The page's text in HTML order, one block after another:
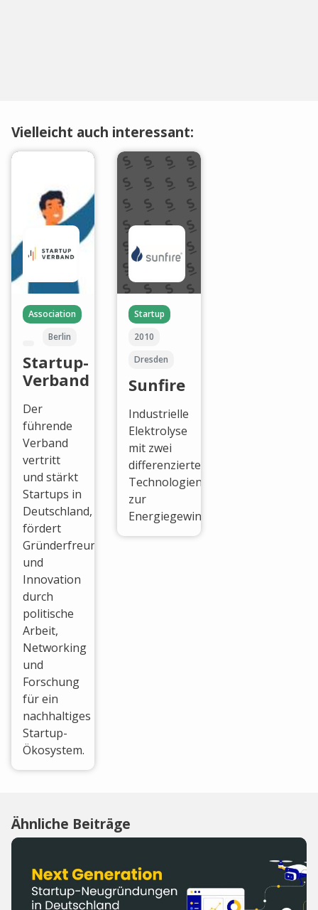
Vielleicht auch interessant:
Association
Berlin
Startup-
Verband
Der
führende
Verband
vertritt
und stärkt
Startups in
Deutschland,
fördert
Gründerfreundlichkeit
und
Innovation
durch
politische
Arbeit,
Networking
und
Forschung
für ein
nachhaltiges
Startup-
Ökosystem.
Startup
2010
Dresden
Sunfire
Industrielle
Elektrolyse
mit zwei
differenzierten
Technologien
zur
Energiegewinnung.
Ähnliche Beiträge